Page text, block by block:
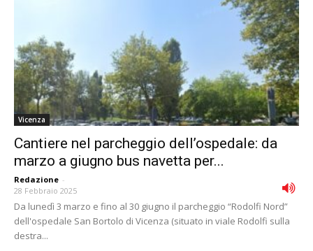
Vicenza
Cantiere nel parcheggio dell’ospedale: da
marzo a giugno bus navetta per...
Redazione -
28 Febbraio 2025
Da lunedì 3 marzo e fino al 30 giugno il parcheggio “Rodolfi Nord”
dell'ospedale San Bortolo di Vicenza (situato in viale Rodolfi sulla
destra...